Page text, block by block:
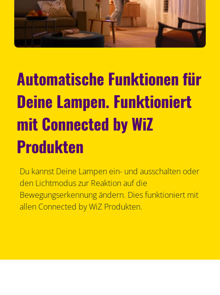
Automatische Funktionen für
Deine Lampen. Funktioniert
mit Connected by WiZ
Produkten
Du kannst Deine Lampen ein- und ausschalten oder
den Lichtmodus zur Reaktion auf die
Bewegungserkennung ändern. Dies funktioniert mit
allen Connected by WiZ Produkten.